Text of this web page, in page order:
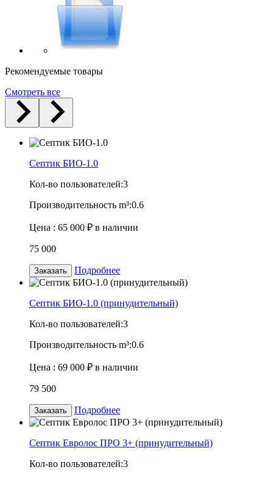
Рекомендуемые товары
Смотреть все
Септик БИО-1.0
Кол-во пользователей:3
Производительность m³:0.6
Цена : 65 000 ₽ в наличии
75 000
Заказать Подробнее
Септик БИО-1.0 (принудительный)
Кол-во пользователей:3
Производительность m³:0.6
Цена : 69 000 ₽ в наличии
79 500
Заказать Подробнее
Септик Евролос ПРО 3+ (принудительный)
Кол-во пользователей:3